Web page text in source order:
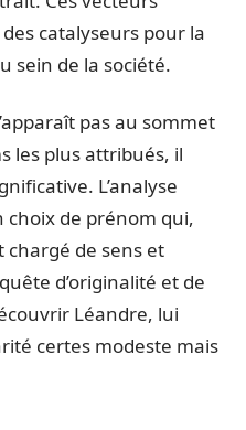
catalyseurs pour la
sein de la société.
pas au sommet
les plus attribués, il
L’analyse
de prénom qui,
chargé de sens et
d’originalité et de
Léandre, lui
certes modeste mais